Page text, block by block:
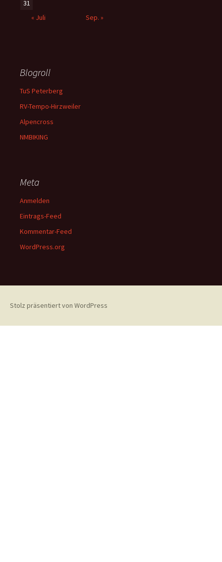
31
« Juli
Sep. »
Blogroll
TuS Peterberg
RV-Tempo-Hirzweiler
Alpencross
NMBIKING
Meta
Anmelden
Eintrags-Feed
Kommentar-Feed
WordPress.org
Stolz präsentiert von WordPress